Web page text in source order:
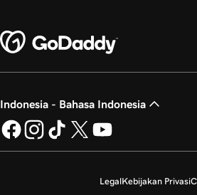
Indonesia - Bahasa Indonesia
LegalKebijakan Privasi